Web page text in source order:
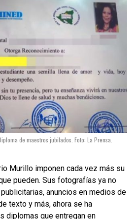
de maestros jubilados. Foto: La Prensa.
Murillo imponen cada vez más su
pueden. Sus fotografías ya no
anuncios en medios de
texto y más, ahora se ha
diplomas que entregan en